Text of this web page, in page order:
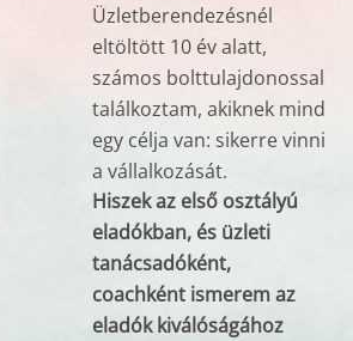
Üzletberendezésnél
eltöltött 10 év alatt,
számos bolttulajdonossal
találkoztam, akiknek mind
egy célja van: sikerre vinni
a vállalkozását.
Hiszek az első osztályú
eladókban, és üzleti
tanácsadóként,
coachként ismerem az
eladók kiválóságához